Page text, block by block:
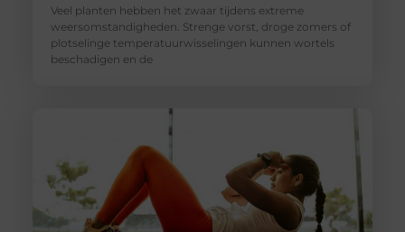
Veel planten hebben het zwaar tijdens extreme
weersomstandigheden. Strenge vorst, droge zomers of
plotselinge temperatuurwisselingen kunnen wortels
beschadigen en de